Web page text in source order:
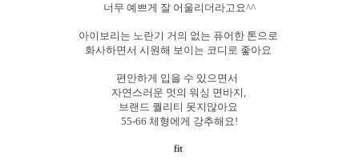
너무 예쁘게 잘 어울리더라고요^^
아이보리는 노란기 거의 없는 퓨어한 톤으로
화사하면서 시원해 보이는 코디로 좋아요
편안하게 입을 수 있으면서
자연스러운 멋의 워싱 면바지,
브랜드 퀄리티 못지않아요
55-66 체형에게 강추해요!
fit